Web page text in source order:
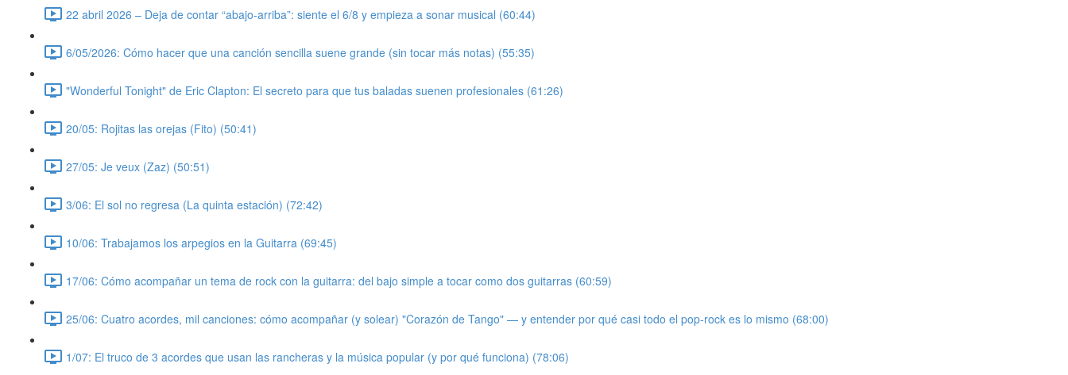
22 abril 2026 – Deja de contar “abajo-arriba”: siente el 6/8 y empieza a sonar musical (60:44)
6/05/2026: Cómo hacer que una canción sencilla suene grande (sin tocar más notas) (55:35)
"Wonderful Tonight" de Eric Clapton: El secreto para que tus baladas suenen profesionales (61:26)
20/05: Rojitas las orejas (Fito) (50:41)
27/05: Je veux (Zaz) (50:51)
3/06: El sol no regresa (La quinta estación) (72:42)
10/06: Trabajamos los arpegios en la Guitarra (69:45)
17/06: Cómo acompañar un tema de rock con la guitarra: del bajo simple a tocar como dos guitarras (60:59)
25/06: Cuatro acordes, mil canciones: cómo acompañar (y solear) "Corazón de Tango" — y entender por qué casi todo el pop-rock es lo mismo (68:00)
1/07: El truco de 3 acordes que usan las rancheras y la música popular (y por qué funciona) (78:06)